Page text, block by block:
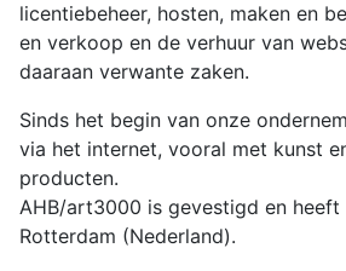
licentiebeheer, hosten, maken en
en verkoop en de verhuur van
daaraan verwante zaken.
Sinds het begin van onze
via het internet, vooral met kunst
producten.
AHB/art3000 is gevestigd en
Rotterdam (Nederland).